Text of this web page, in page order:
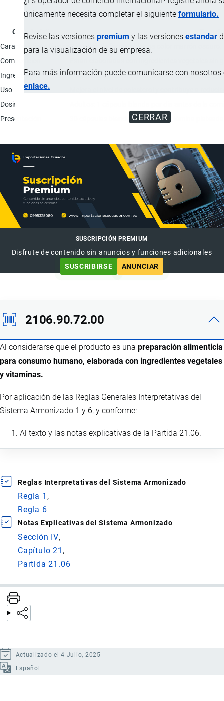
únicamente necesita completar el siguiente formulario.
Revise las versiones premium y las versiones estandar
para la visualización de su empresa.
Para más información puede comunicarse con nosotros
enlace.
CERRAR
Característica
Características físicas
Cápsulas de forma oblonga color marrón oscuro.
Composición
Ingredientes
Fosfatidilcolina; Alfa GPC; Citicolina; Vitamina E
Uso
Dosis
Adultos: 1 cápsula blanda por día antes de la
Presentación
30 cápsulas blandas en blíster de lámina
SUSCRIPCIÓN PREMIUM
Disfrute de contenido sin anuncios y funciones adicionales
SUSCRIBIRSE
ANUNCIAR
2106.90.72.00
Al considerarse que el producto es una preparación alimenticia
para consumo humano, elaborada con ingredientes vegetales
y vitaminas.
Por aplicación de las Reglas Generales Interpretativas del
Sistema Armonizado 1 y 6, y conforme:
Al texto y las notas explicativas de la Partida 21.06.
Reglas Interpretativas del Sistema Armonizado
Regla 1
Regla 6
Notas Explicativas del Sistema Armonizado
Sección IV
Capítulo 21
Partida 21.06
Actualizado el 4 Julio, 2025
Español